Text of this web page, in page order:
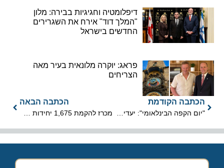
דיפלומטיה וחגיגיות בבירה: מלון
"המלך דוד" אירח את השגרירים
החדשים בישראל
פראג: יוקרה מלונאית בעיר מאה
הצריחים
הכתבה הקודמת
"יום הקפה הבינלאומי": יעדים בהם תוכלו להתעורר לניחוחות של קפה
הכתבה הבאה
מכרז להקמת 1,675 יחידות אירוח במתחם עין בוקק וחמי זוהר בים המלח